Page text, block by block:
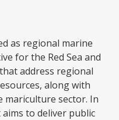
as regional marine
for the Red Sea and
address regional
along with
mariculture sector. In
to deliver public